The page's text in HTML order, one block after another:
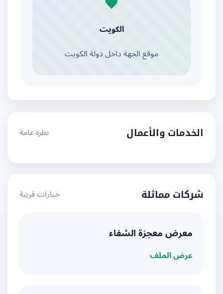
الكويت
موقع الجهة داخل دولة الكويت
الخدمات والأعمال نظرة عامة
شركات مماثلة خيارات قريبة
معرض معجزة الشفاء
عرض الملف